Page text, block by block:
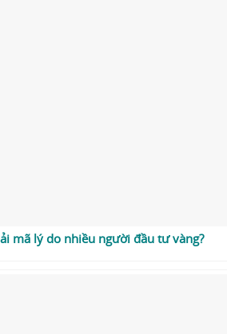
mã lý do nhiều người đầu tư vàng?